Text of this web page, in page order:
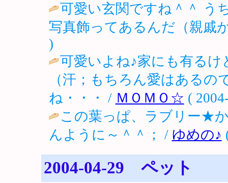
可愛い玄関ですね＾＾ う
写真飾ってあるんだ（親戚
)
可愛いよね♪家にも有る
（汗；もちろん愛はある
ね・・・ / ＭＯＭＯ☆ (
この葉っぱ、ラブリー★
んように～＾＾； / ゆめの♪
2004-04-29 ペット